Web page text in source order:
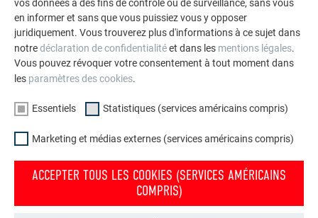
bardeaux de toiture DS.19, des tuiles R.16 et des panneaux
de toiture FX.12 et, à partir de 22°, des losanges de toiture 29
× 29.
vos données à des fins de contrôle ou de surveillance, sans vous
en informer et sans que vous puissiez vous y opposer
juridiquement. Vous trouverez plus d'informations à ce sujet dans
notredéclaration de confidentialitéet dans les mentions légales.
Vous pouvez révoquer votre consentement à tout moment dans
les paramètres des cookies.
Essentiels Statistiques (services américains compris)
Marketing et médias externes (services américains compris)
ACCEPTER TOUS LES COOKIES (SERVICES AMÉRICAINS
COMPRIS)